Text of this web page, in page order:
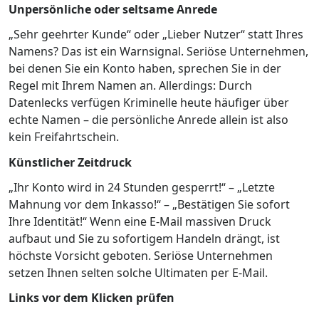
Unpersönliche oder seltsame Anrede
„Sehr geehrter Kunde“ oder „Lieber Nutzer“ statt Ihres
Namens? Das ist ein Warnsignal. Seriöse Unternehmen,
bei denen Sie ein Konto haben, sprechen Sie in der
Regel mit Ihrem Namen an. Allerdings: Durch
Datenlecks verfügen Kriminelle heute häufiger über
echte Namen – die persönliche Anrede allein ist also
kein Freifahrtschein.
Künstlicher Zeitdruck
„Ihr Konto wird in 24 Stunden gesperrt!“ – „Letzte
Mahnung vor dem Inkasso!“ – „Bestätigen Sie sofort
Ihre Identität!“ Wenn eine E-Mail massiven Druck
aufbaut und Sie zu sofortigem Handeln drängt, ist
höchste Vorsicht geboten. Seriöse Unternehmen
setzen Ihnen selten solche Ultimaten per E-Mail.
Links vor dem Klicken prüfen